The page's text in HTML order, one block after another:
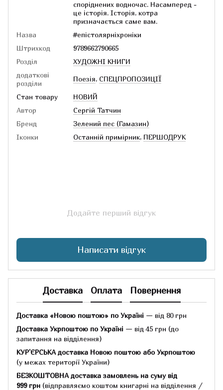
споріднених водночас. Насамперед -
це історія. Історія, котра
призначається саме вам.
Назва
#епістолярніхроніки
Штрихкод
9789662790665
Розділ
ХУДОЖНІ КНИГИ
додаткові
розділи
Поезія, СПЕЦПРОПОЗИЦІЇ
Стан товару
НОВИЙ
Автор
Сергій Татчин
Бренд
Зелений пес (Гамазин)
Іконки
Останній примірник, ПЕРШОДРУК
Додайте перший відгук
Написати відгук
Доставка Оплата Повернення
Доставка «Новою поштою» по Україні — від 80 грн
Доставка Укрпоштою по Україні — від 45 грн (до
запитання на відділення)
КУР'ЄРСЬКА доставка Новою поштою або Укрпоштою
(у межах території України)
БЕЗКОШТОВНА доставка замовлень на суму від
999 грн (відправляємо коштом книгарні на відділення /